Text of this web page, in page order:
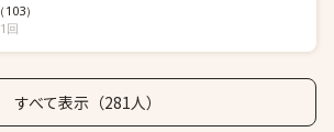
（103）
1回
すべて表示（281人）